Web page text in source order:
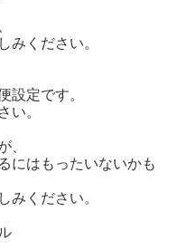
ください。
設定です。
い。
、
にはもったいないかも
みください。